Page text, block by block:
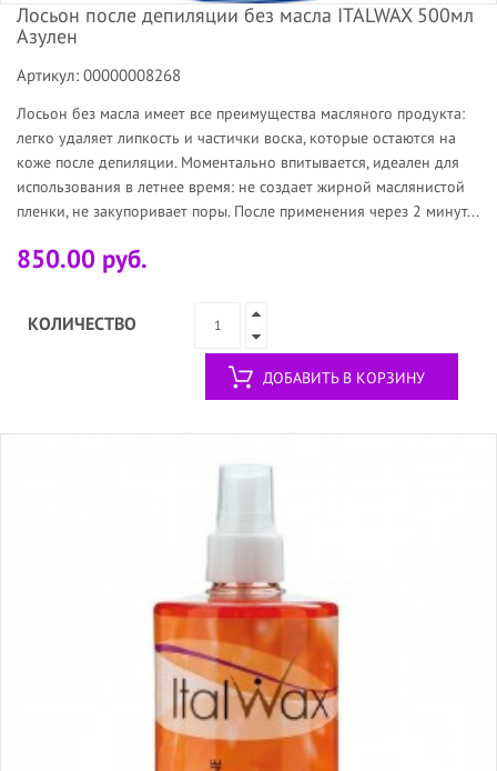
Лосьон после депиляции без масла ITALWAX 500мл
Азулен
Артикул: 00000008268
Лосьон без масла имеет все преимущества масляного продукта:
легко удаляет липкость и частички воска, которые остаются на
коже после депиляции. Моментально впитывается, идеален для
использования в летнее время: не создает жирной маслянистой
пленки, не закупоривает поры. После применения через 2 минут...
850.00 руб.
КОЛИЧЕСТВО
ДОБАВИТЬ В КОРЗИНУ